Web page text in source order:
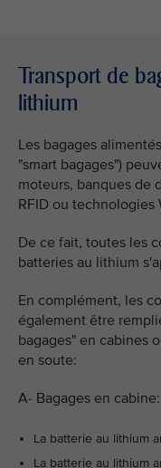
Transport de
lithium
Les bagages
"smart bagages")
moteurs, banques de
RFID ou technologies
De ce fait, toutes les
batteries au lithium
En complément, les
également être
bagages" en cabines
en soute:
A- Bagages en cabine:
La batterie au lithium
La batterie au lithium